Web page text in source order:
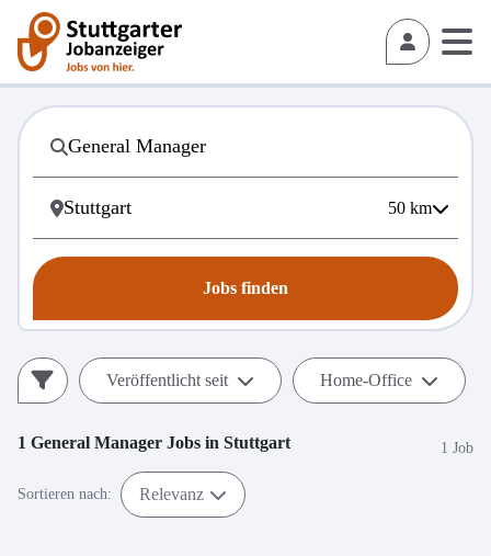
50 km
Jobs finden
Veröffentlicht seit Home-Office
1 General Manager Jobs in Stuttgart 1 Job
Sortieren nach: Relevanz